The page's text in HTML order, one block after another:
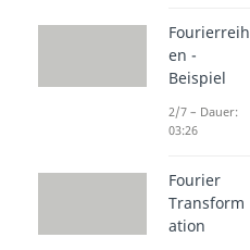
Fourierreih
en -
Beispiel
2/7 – Dauer:
03:26
Fourier
Transform
ation